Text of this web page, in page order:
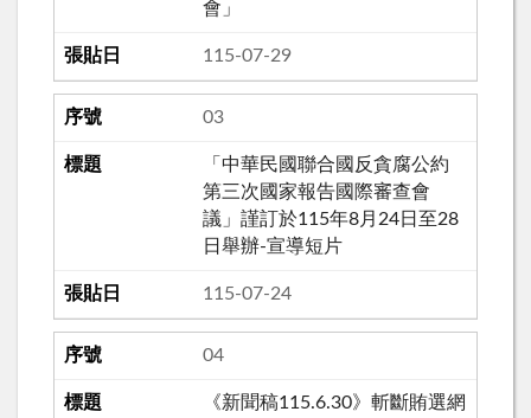
會」
115-07-29
03
「中華民國聯合國反貪腐公約
第三次國家報告國際審查會
議」謹訂於115年8月24日至28
日舉辦-宣導短片
115-07-24
04
《新聞稿115.6.30》斬斷賄選網